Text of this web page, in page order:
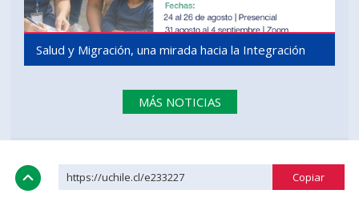
Salud y Migración, una mirada hacia la Integración
MÁS NOTICIAS
https://uchile.cl/e233227